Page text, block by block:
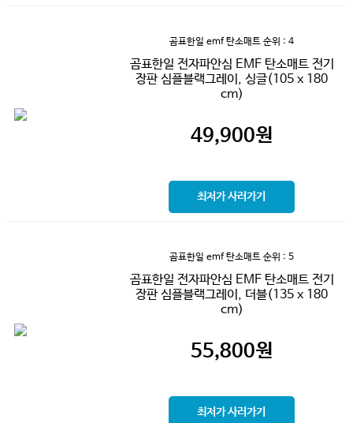
곰표한일 emf 탄소매트 순위 : 4
곰표한일 전자파안심 EMF 탄소매트 전기
장판 심플블랙그레이, 싱글(105 x 180
cm)
49,900원
최저가 사러가기
곰표한일 emf 탄소매트 순위 : 5
곰표한일 전자파안심 EMF 탄소매트 전기
장판 심플블랙그레이, 더블(135 x 180
cm)
55,800원
최저가 사러가기